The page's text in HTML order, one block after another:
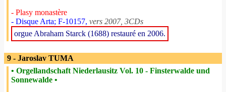
- Plasy monastère
- Disque Arta; F-10157, vers 2007, 3CDs
orgue Abraham Starck (1688) restauré en 2006.
9 - Jaroslav TUMA
• Orgellandschaft Niederlausitz Vol. 10 - Finsterwalde und
Sonnewalde •